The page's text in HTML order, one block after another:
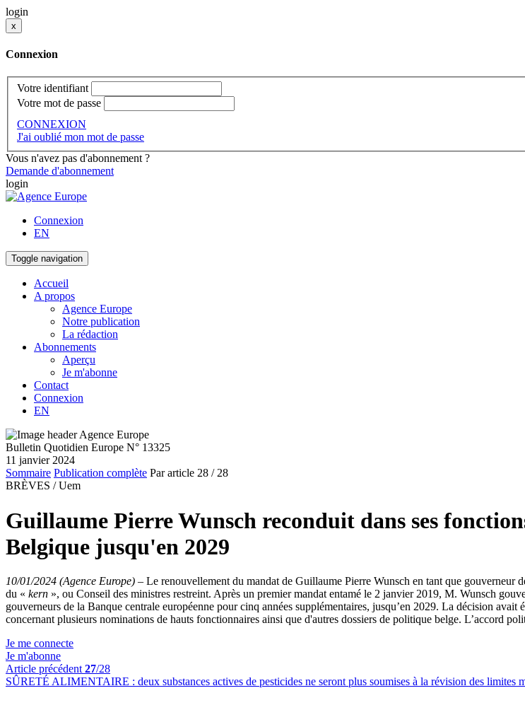
login
x
Connexion
Votre identifiant
Votre mot de passe
CONNEXION
J'ai oublié mon mot de passe
Vous n'avez pas d'abonnement ?
Demande d'abonnement
login
Connexion
EN
Toggle navigation
Accueil
A propos
Agence Europe
Notre publication
La rédaction
Abonnements
Aperçu
Je m'abonne
Contact
Connexion
EN
Bulletin Quotidien Europe N° 13325
11 janvier 2024
Sommaire Publication complète Par article 28 / 28
BRÈVES / Uem
Guillaume Pierre Wunsch reconduit dans ses
Belgique jusqu'en 2029
10/01/2024 (Agence Europe) – Le renouvellement du mandat de Guillaume Pierre Wunsch en tant que gouverneur
du « kern », ou Conseil des ministres restreint. Après un premier mandat entamé le 2 janvier 2019, M. Wunsch
gouverneurs de la Banque centrale européenne pour cinq années supplémentaires, jusqu’en 2029. La décision
concernant plusieurs nominations de hauts fonctionnaires ainsi que d'autres dossiers de politique belge. L’accord
Je me connecte
Je m'abonne
Article précédent 27/28
SÛRETÉ ALIMENTAIRE : deux substances actives de pesticides ne seront plus soumises à la révision des limites